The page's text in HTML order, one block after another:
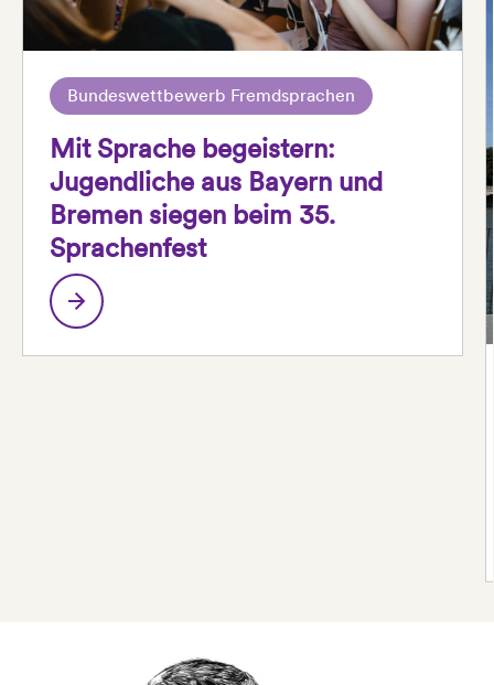
Bundeswettbewerb Fremdsprachen
Mit Sprache begeistern:
Jugendliche aus Bayern und
Bremen siegen beim 35.
Sprachenfest